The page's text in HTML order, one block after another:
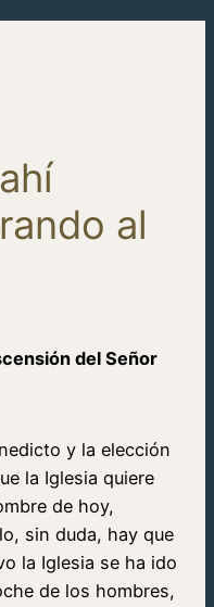
al
del Señor
y la elección
la Iglesia quiere
de hoy,
sin duda, hay que
la Iglesia se ha ido
de los hombres,